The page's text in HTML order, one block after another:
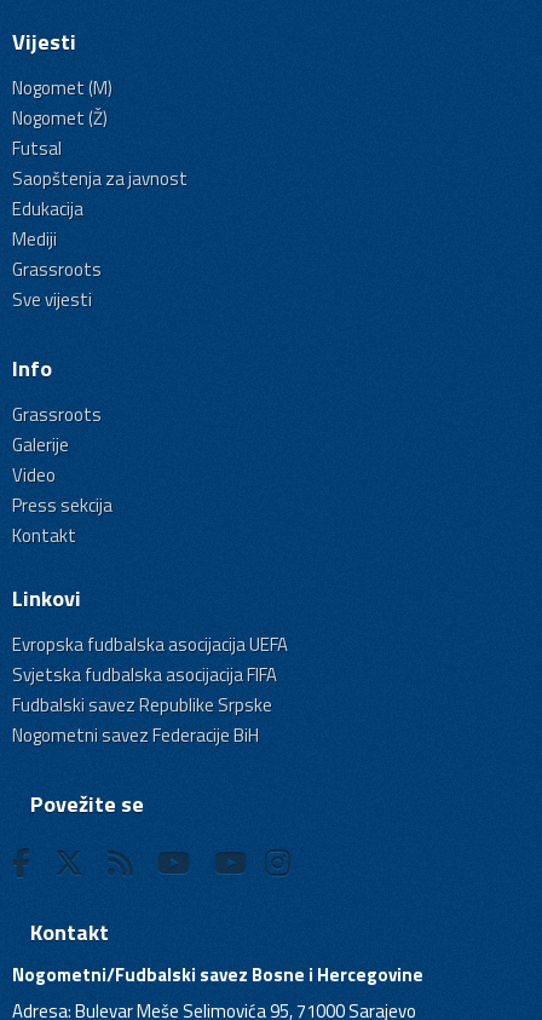
Vijesti
Nogomet (M)
Nogomet (Ž)
Futsal
Saopštenja za javnost
Edukacija
Mediji
Grassroots
Sve vijesti
Info
Grassroots
Galerije
Video
Press sekcija
Kontakt
Linkovi
Evropska fudbalska asocijacija UEFA
Svjetska fudbalska asocijacija FIFA
Fudbalski savez Republike Srpske
Nogometni savez Federacije BiH
Povežite se
Kontakt
Nogometni/Fudbalski savez Bosne i Hercegovine
Adresa: Bulevar Meše Selimovića 95, 71000 Sarajevo